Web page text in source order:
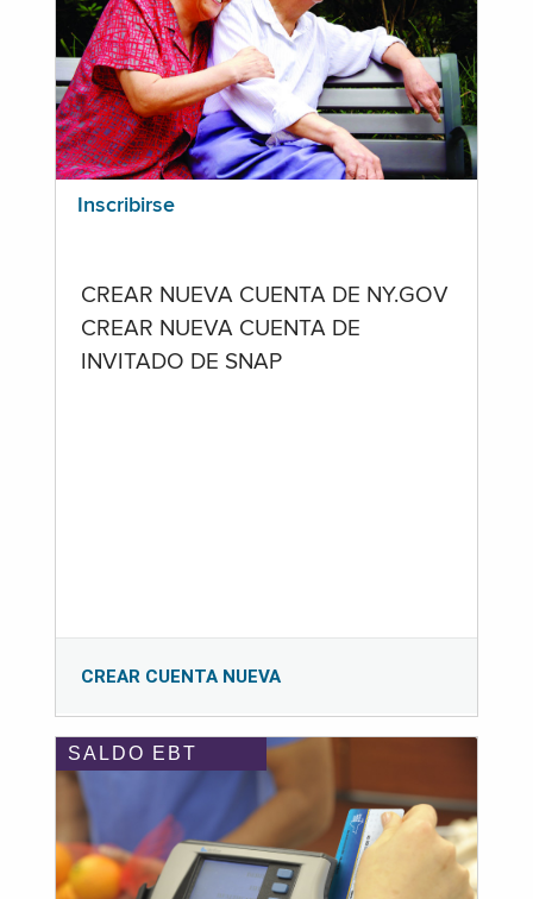
Inscribirse
CREAR NUEVA CUENTA DE NY.GOV
CREAR NUEVA CUENTA DE
INVITADO DE SNAP
CREAR CUENTA NUEVA
SALDO EBT